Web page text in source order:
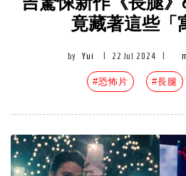
吉驚悚新作《長腿
竟藏著這些「
by Yui 22 Jul 2024
#恐怖片 #長腿